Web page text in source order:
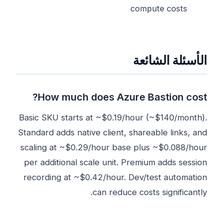
compute costs
الأسئلة الشائعة
How much does Azure Bastion cost?
Basic SKU starts at ~$0.19/hour (~$140/month).
Standard adds native client, shareable links, and
scaling at ~$0.29/hour base plus ~$0.088/hour
per additional scale unit. Premium adds session
recording at ~$0.42/hour. Dev/test automation
can reduce costs significantly.